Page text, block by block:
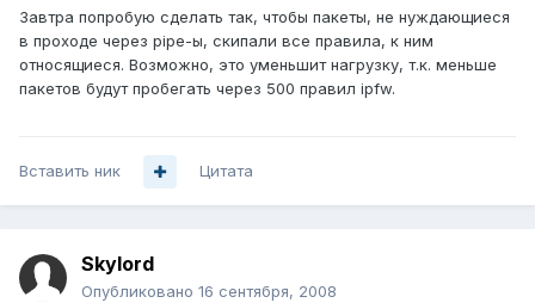
Завтра попробую сделать так, чтобы пакеты, не нуждающиеся
в проходе через pipe-ы, скипали все правила, к ним
относящиеся. Возможно, это уменьшит нагрузку, т.к. меньше
пакетов будут пробегать через 500 правил ipfw.
Вставить ник Цитата
Skylord
Опубликовано 16 сентября, 2008